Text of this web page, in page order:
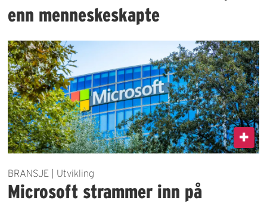
enn menneskeskapte
BRANSJE | Utvikling
Microsoft strammer inn på